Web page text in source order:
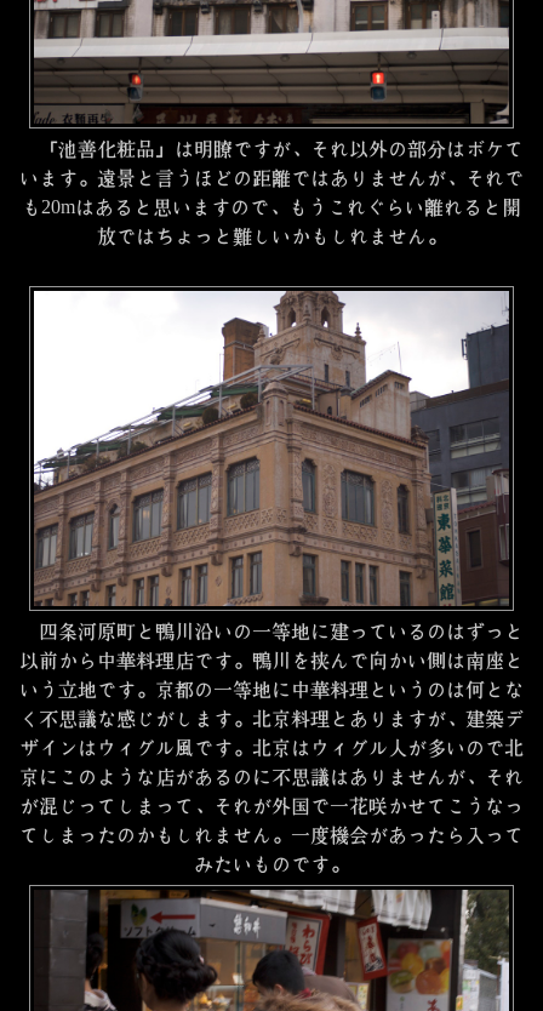
「池善化粧品」は明瞭ですが、それ以外の部分はボケて
います。遠景と言うほどの距離ではありませんが、それで
も20mはあると思いますので、もうこれぐらい離れると開
放ではちょっと難しいかもしれません。
四条河原町と鴨川沿いの一等地に建っているのはずっと
以前から中華料理店です。鴨川を挟んで向かい側は南座と
いう立地です。京都の一等地に中華料理というのは何とな
く不思議な感じがします。北京料理とありますが、建築デ
ザインはウィグル風です。北京はウィグル人が多いので北
京にこのような店があるのに不思議はありませんが、それ
が混じってしまって、それが外国で一花咲かせてこうなっ
てしまったのかもしれません。一度機会があったら入って
みたいものです。